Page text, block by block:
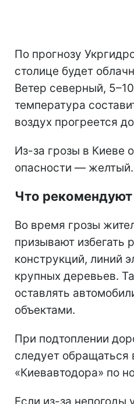
По прогнозу
столице будет
Ветер северный,
температура
воздух прогреется
Из-за грозы в Киеве
опасности — желтый.
Что
Во время грозы
призывают избегать
конструкций, линий
крупных деревьев.
оставлять
объектами.
При подтоплении
следует обращаться
«Киевавтодора» по
Если из-за непогоды